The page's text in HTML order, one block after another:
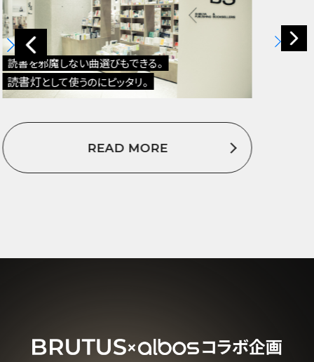
アルミの削り出しのデザインが、
自転車好きにとって大好物
READ MORE